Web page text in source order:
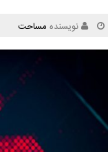
نویسنده مساحت